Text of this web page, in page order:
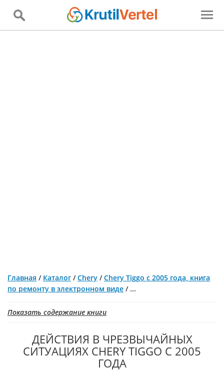
Главная / Каталог /Chery /Chery Tiggo с 2005 года, книга
по ремонту в электронном виде / ...
Показать содержание книги
ДЕЙСТВИЯ В ЧРЕЗВЫЧАЙНЫХ
СИТУАЦИЯХ CHERY TIGGO С 2005
ГОДА